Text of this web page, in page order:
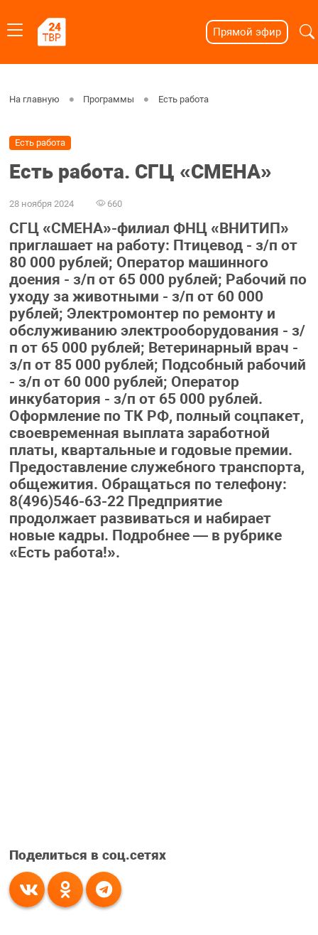
Прямой эфир
На главную Программы Есть работа
Есть работа
Есть работа. СГЦ «СМЕНА»
28 ноября 2024 660
СГЦ «СМЕНА»-филиал ФНЦ «ВНИТИП»
приглашает на работу: Птицевод - з/п от
80 000 рублей; Оператор машинного
доения - з/п от 65 000 рублей; Рабочий по
уходу за животными - з/п от 60 000
рублей; Электромонтер по ремонту и
обслуживанию электрооборудования - з/
п от 65 000 рублей; Ветеринарный врач -
з/п от 85 000 рублей; Подсобный рабочий
- з/п от 60 000 рублей; Оператор
инкубатория - з/п от 65 000 рублей.
Оформление по ТК РФ, полный соцпакет,
своевременная выплата заработной
платы, квартальные и годовые премии.
Предоставление служебного транспорта,
общежития. Обращаться по телефону:
8(496)546-63-22 Предприятие
продолжает развиваться и набирает
новые кадры. Подробнее — в рубрике
«Есть работа!».
Поделиться в соц.сетях